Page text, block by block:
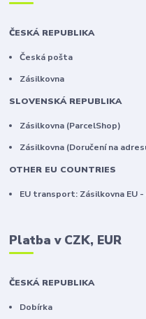
ČESKÁ REPUBLIKA
Česká pošta
Zásilkovna
SLOVENSKÁ REPUBLIKA
Zásilkovna (ParcelShop)
Zásilkovna (Doručení na
OTHER EU COUNTRIES
EU transport: Zásilkovna
Platba v CZK, EUR
ČESKÁ REPUBLIKA
Dobírka